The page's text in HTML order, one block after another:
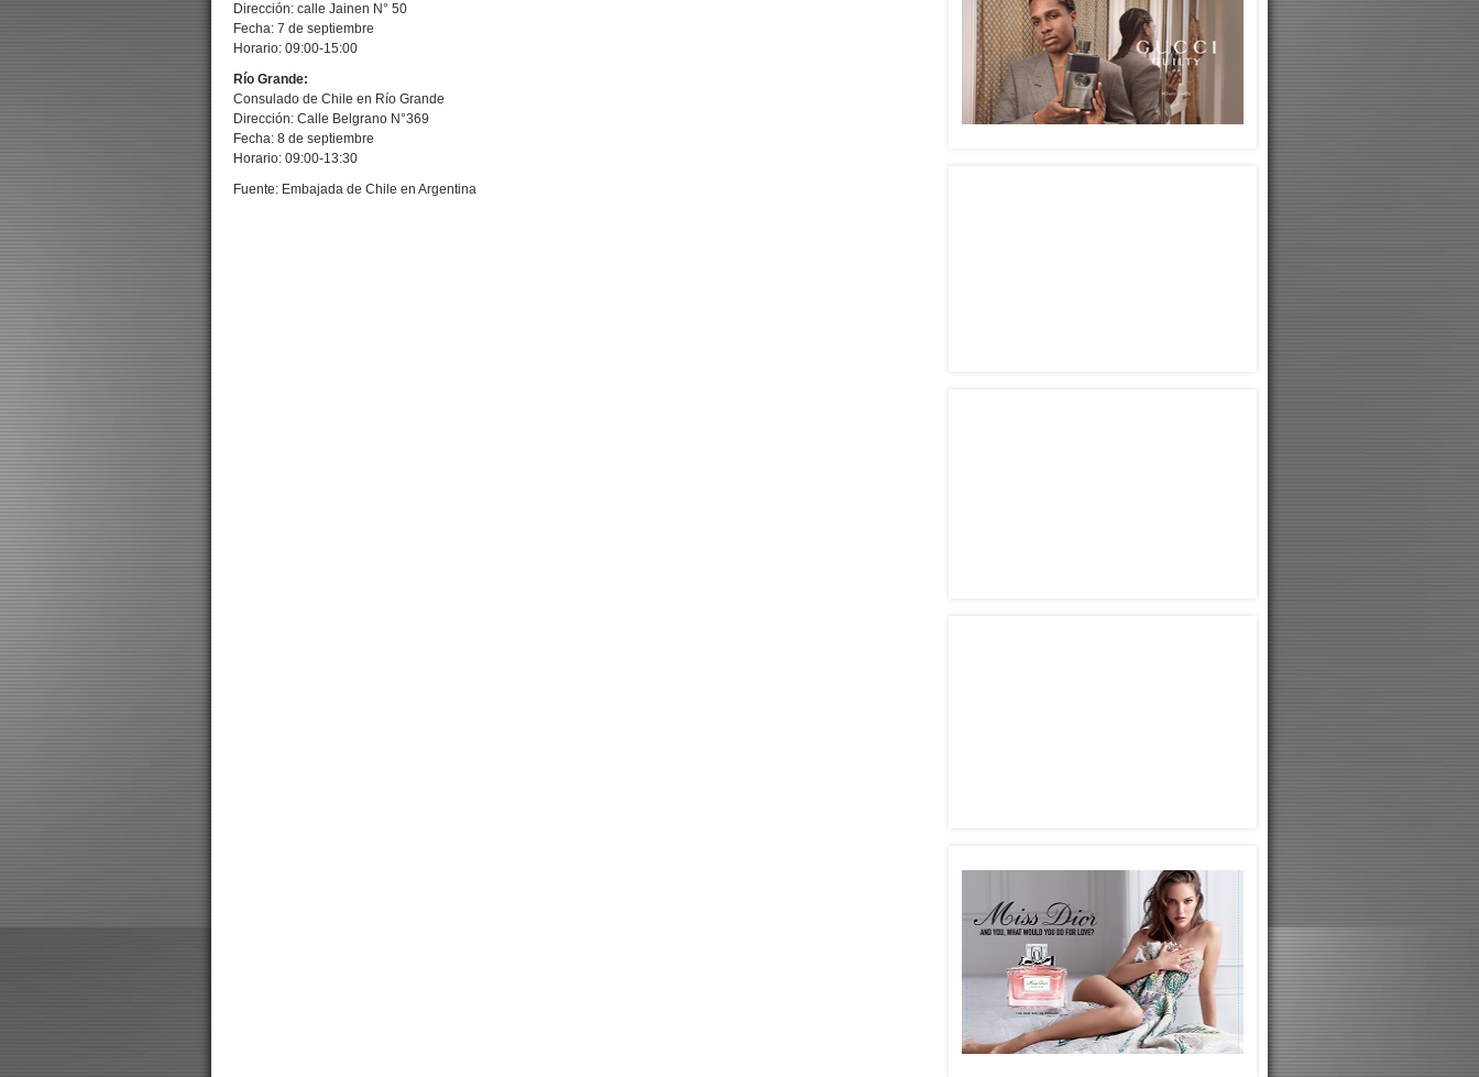
Dirección: calle Jainen N° 50
Fecha: 7 de septiembre
Horario: 09:00-15:00
Río Grande:
Consulado de Chile en Río Grande
Dirección: Calle Belgrano N°369
Fecha: 8 de septiembre
Horario: 09:00-13:30
Fuente: Embajada de Chile en Argentina